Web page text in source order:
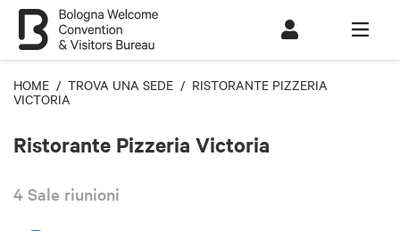
HOME / TROVA UNA SEDE / RISTORANTE PIZZERIA
VICTORIA
Ristorante Pizzeria Victoria
4 Sale riunioni